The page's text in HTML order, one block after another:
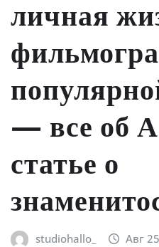
личная
— все об
статье о
studiohallo_ Авг